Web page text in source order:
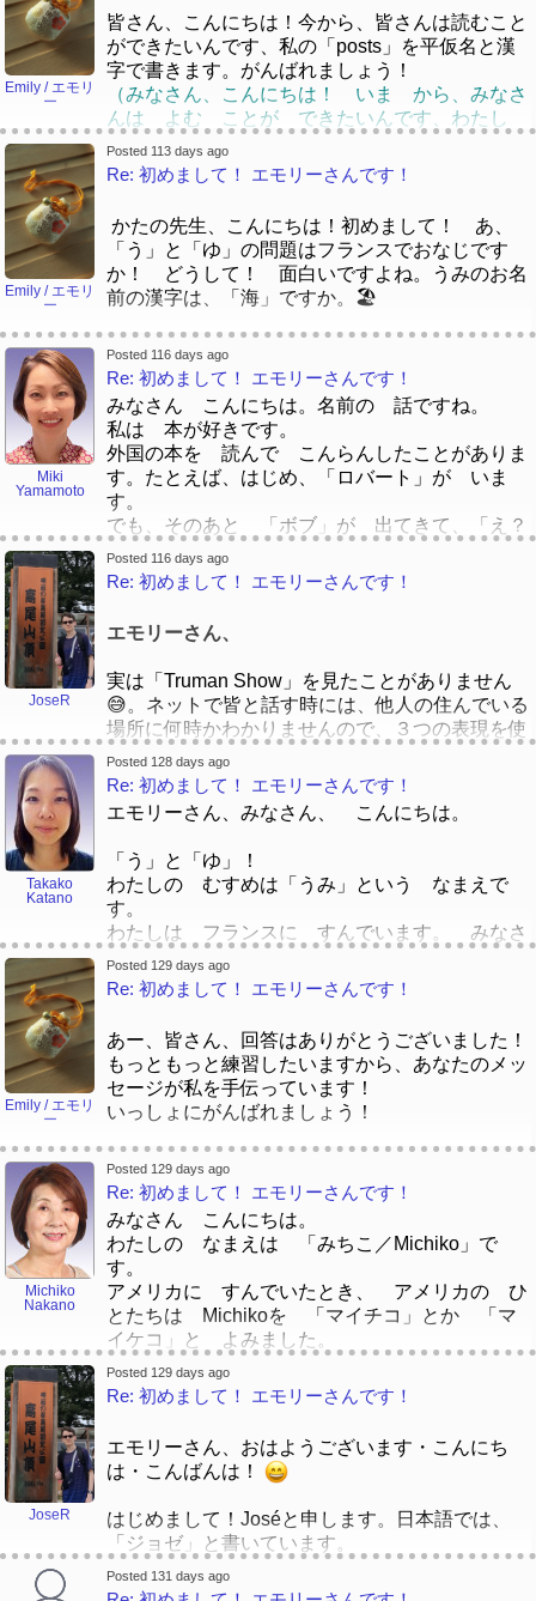
ので、がんばりましょう！
そうですか！としょかん にも おもった よ
り あわただしい ひび が ありますね。やっ
ぱり、しゃかい に すごく じゅうよう な
しごと ですね。 だいがく を かよってい
た とき に しか としょかん へ いきませ
んでした ので、かくしん を もって いえま
んな ような しゃかい へ の しごと が
ある と おもいます。
「よぶこどり」の ひょうし は かわいい！
が むずかしい が、 ちょうせん して、 ほ
ん を よんでみる こと は だいじ だ
と おもいます！
さいきん、 ぼく は、そめい・ためひと の
「しょうたい」と いう ほん を よんでみま
した。 けっきょく、 はんとし くらい かか
っていて、よく よめなかった ぶぶん も あ
りましたが、これ から もっと べんきょう
したら、しょうらい に もう いちど ちょう
せん して、よみかえす と、せいちょう が
ょかんは いそがしくて、ときどき すとれすで
す。 さいきん としょかんは もっと もっ
と 「social work」てきを なりますね。
「mental health」をてつだったり、
「immigration」をてつだったり、ぱそこんの ほ
うほうを てつだっています。
是非重要です！私の仕事が大好きです。でも、ま
た時々ストレスです。静かじゃありません。😂
ぜひ じゅうよう です！ わたしの しごと
が だいすきです。でも、また ときどき すと
れすです。しずかじゃありません。 😂
本について、あ！「Le Petit Prince」！高校の時
に、フランス語を勉強した、「Le Petit Prince」
を読みました。きれいな話ですね。
ほんに ついて、あ！「Le Petit Prince」！こう
こうの ときに、ふらんすごを べんきょうし
た、「Le Petit Prince」を よみました。きれい
な はなし ですね。
子どもの時に、お母さんとたくさん図書館の旅行
へ行ったり、一緒にたくさん絵本と本を読みまし
た。これは1冊のほんが大好きでした：
こどもの ときに、おかあさんと たくさん と
しょかんの りょこう へ いったり、いっしょ
に たくさん えほん と ほんを よみまし
た。これは １さつのほんが だいすきでした：
最近私はこの本を読むことが試しました：
さいきん わたしは このほんを よむことが
ためしました：
全部読むことができませんでしたけど、泣きまし
たよ～ 😭😭😭 日本でこの芸術家は有名で
す、マリエちゃんと言いました！
ぜんぶ よむことが できませんでしたけど、な
きましたよ～ にほんで このげいじゅつかは
ゆうめい です、まりえちゃん と いいまし
た！
は人気があると思います。フランスの
絵本ですけど。フランスで、「Le Petit Prince」
だと思います。
平仮名：
すごい ですね！「ししょ」を よむ と、スト
レス の ない まいにち が くらせる しょ
つ は どうですか？
じつ は、 こども の ころ、 えほん を
ぜんぜん よみませんでした。 ブラジル に、
にんき が ある と おもいます。フランス
の
えほん ですけど。フランス で、「Le Petit
Prince」だ と おもいます。
Emily / エモリ
ー
皆さん、こんにちは！今から、皆さんは読むこと
ができたいんです、私の「posts」を平仮名と漢
字で書きます。がんばれましょう！
（みなさん、こんにちは！ いま から、みなさ
んは よむ ことが できたいんです、わたし
の 「posts」を ひらがな と かんじ で
かきます。がんばれましょう！）
本が大好きです。実に、図書館で働きます。「司
書」ですから、毎日たくさん本を見ています。
（ほん が だいすき です。じつに、としょか
んで はたらきます。 「ししょ」ですから、ま
いにち たくさん えほんを みています。）
子ども向けて、図書館はたくさん絵本を集めま
す。大半絵本は英語でが、中国語とスペイン語と
日本語の絵本があります。
（こどもむけて、としょかんは たくさん えほ
んを あつめます。たいはん えほんは えいご
でが、ちゅうごくご と すぺいんご と にほ
んごの えほんが あります。）
日本語で上手になりたいんです、日本語の絵本は
読むことが試します！ 😄
（にほんごで じょうずに なりたいんです、に
ほんごの えほん は よむ ことが ためしま
す！ 😄）
皆さん、子どもの時にたくさん絵本を読みました
か。 どれ絵本がいちがん大好きですか。 あなた
の国で、どれ絵本が有名ですか。
（みなさん、 こどものどきに たくさん えほ
んを よみましたか。 どれ えほんが いち
ばん だいすきですか。 あなたの くにで、ど
Emily / エモリ
ー
Posted 113 days ago
Re: 初めまして！ エモリーさんです！
かたの先生、こんにちは！初めまして！ あ、
「う」と「ゆ」の問題はフランスでおなじです
か！ どうして！ 面白いですよね。うみのお名
前の漢字は、「海」ですか。🏖️
ジョゼさん、そうですか。頭がいい！でも、
「Truman Show」が大好き。その映画をすすめま
す！
やまもと先生、こんにちは！初めまして！
[quote]John → Jack（もはや別人!)[/quote]
😂😂😂 そうですそうです！！ 例えば、私の夫
のお名前は「Nathaniel」です。時々他人は
「Nate」を呼んでいます。「ナセニエル」 -->
「ネート」…🤔
英語さん、どうして。 😂
Miki
Yamamoto
Posted 116 days ago
Re: 初めまして！ エモリーさんです！
みなさん こんにちは。名前の 話ですね。
私は 本が好きです。
外国の本を 読んで こんらんしたことがありま
す。たとえば、はじめ、「ロバート」が いま
す。
でも、そのあと 「ボブ」が 出てきて、「え？
この人はだれ？」と こんらんします。ニックネ
ームについて、ちょっとしらべてみました。
Edward → エド(はい、わかります。)
William → ビル(ふむ。たぶん日本人の多くはビ
ル・クリントン=
[/color][/size]
だと思っていないな。)
Margaret→ メグ （え？ おなじ人？）
John → Jack（もはや別人!)
JoseR
Posted 116 days ago
Re: 初めまして！ エモリーさんです！
エモリーさん、
実は「Truman Show」を見たことがありません
😅。ネットで皆と話す時には、他人の住んでいる
場所に何時かわかりませんので、３つの表現を使
います😅。
ブラジル人です！ポルトガル語は母国語です。ま
あ、現代、英語を勉強しないといけませんので、
ブラジルで小学校から皆が英語を勉強していま
す。スペイン語は一語も話せませんけど😅。
別の言語の名前はいつも面白いトピックになると
思います。
Takako
Katano
Posted 128 days ago
Re: 初めまして！ エモリーさんです！
エモリーさん、みなさん、 こんにちは。
「う」と「ゆ」！
わたしの むすめは「うみ」という なまえで
す。
わたしは フランスに すんでいます。 みなさ
ん、 むすめの なまえを ときどき 「ゆみ」
と いいます。
おじいさんも 「ゆみ」と よんでいます。 お
もしろいなぁ、と おもいます。
Emily / エモリ
ー
Posted 129 days ago
Re: 初めまして！ エモリーさんです！
あー、皆さん、回答はありがとうございました！
もっともっと練習したいますから、あなたのメッ
セージが私を手伝っています！
いっしょにがんばれましょう！
トミーさん
すよね。わかりました！
いつ「エモリー」名前を選んでした、マリエーち
ゃんに話していました。「マリエーちゃん、どち
らですか。エモリーですか。エモリですか。エー
モリですか？！」ちょとおなじですね～。
ジョゼさん 、初めまして！「Truman Show」の映
画が大好きですか。
いまポルトガルに住んでいますか。三つ言語をは
よ！
「ジョゼ」と「ホゼ」の問題はおもしろいです
ね。
Michiko
Nakano
Posted 129 days ago
Re: 初めまして！ エモリーさんです！
みなさん こんにちは。
わたしの なまえは 「みちこ／Michiko」で
す。
アメリカに すんでいたとき、 アメリカの ひ
とたちは Michikoを 「マイチコ」とか 「マ
イケコ」と よみました。
がいこくの ひとの なまえは ほんとうに む
ずかしいですね。
みなさんは にほんじんの なまえで むずかし
いと おもった なまえは ありますか。
JoseR
Posted 129 days ago
Re: 初めまして！ エモリーさんです！
エモリーさん、おはようございます・こんにち
は・こんばんは！
はじめまして！Joséと申します。日本語では、
「ジョゼ」と書いています。
ポルトガル語の名前ですが、英語の授業を受けて
いた時、アメリカ人の先生がいつもスペイン語の
Posted 131 days ago